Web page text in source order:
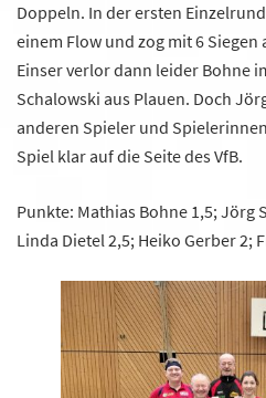
Doppeln. In der ersten
einem Flow und zog mit 6
Einser verlor dann leider Bohne
Schalowski aus Plauen. Doch
anderen Spieler und
Spiel klar auf die Seite des VfB.
Punkte: Mathias Bohne 1,5; Jörg
Linda Dietel 2,5; Heiko Gerber 2;